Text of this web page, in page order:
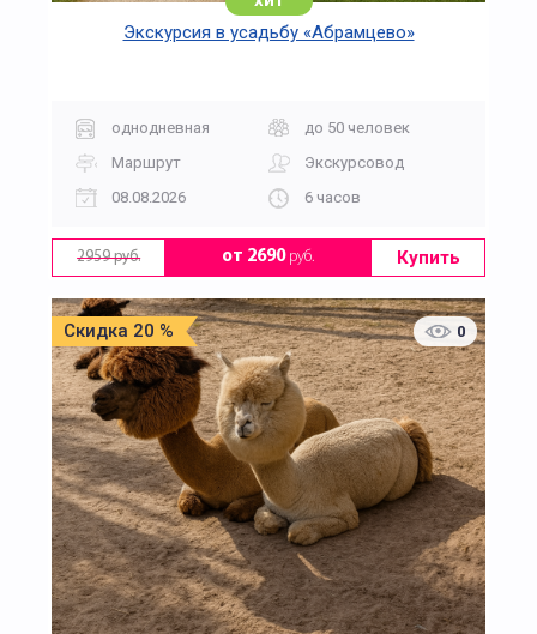
Экскурсия в усадьбу «Абрамцево»
однодневная
до 50 человек
Маршрут
Экскурсовод
08.08.2026
6 часов
2959 руб. от 2690руб. Купить
Скидка 20 % 0